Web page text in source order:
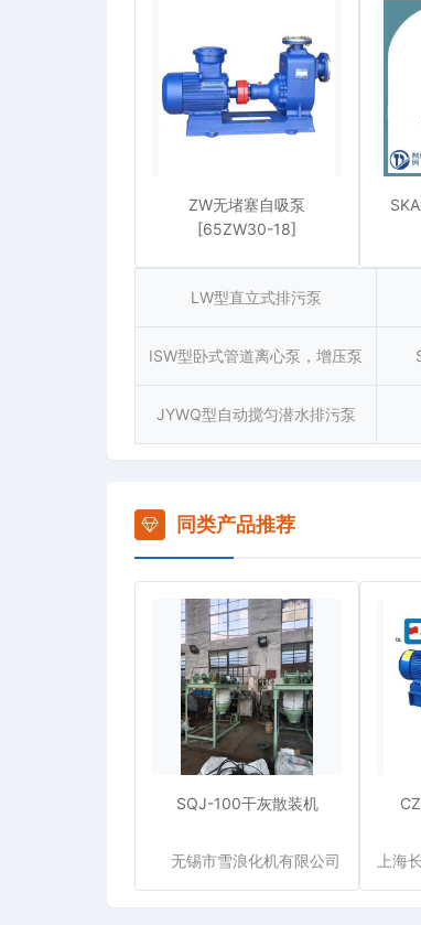
ZW无堵塞自吸泵
[65ZW30-18]
LW型直立式排污泵
ISW型卧式管道离心泵，增压泵
JYWQ型自动搅匀潜水排污泵
同类产品推荐
SQJ-100干灰散装机
无锡市雪浪化机有限公司